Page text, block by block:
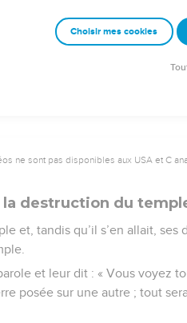
au nom du Seigneur !” »
– Bibli’O, 1997, avec autorisation.
ne sont pas disponibles aux USA et C
la destruction du
et, tandis qu’il s’en allait,
et leur dit : « Vous voyez
posée sur une autre ; tout
Choisir mes cookies